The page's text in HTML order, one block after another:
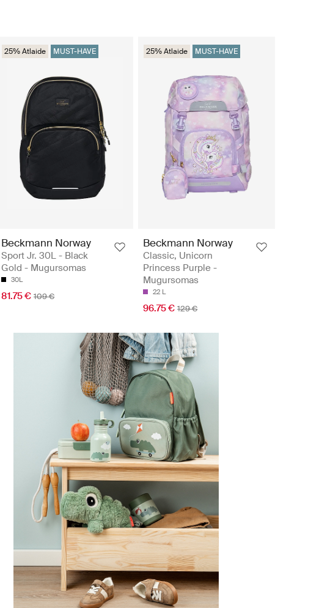
25% Atlaide MUST-HAVE
Beckmann Norway
Sport Jr. 30L - Black
Gold - Mugursomas
30L
81.75 € 109 €
25% Atlaide MUST-HAVE
Beckmann Norway
Classic, Unicorn
Princess Purple -
Mugursomas
22 L
96.75 € 129 €